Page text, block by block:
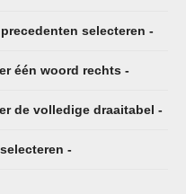
selecteren -
één woord rechts -
de volledige draaitabel -
-